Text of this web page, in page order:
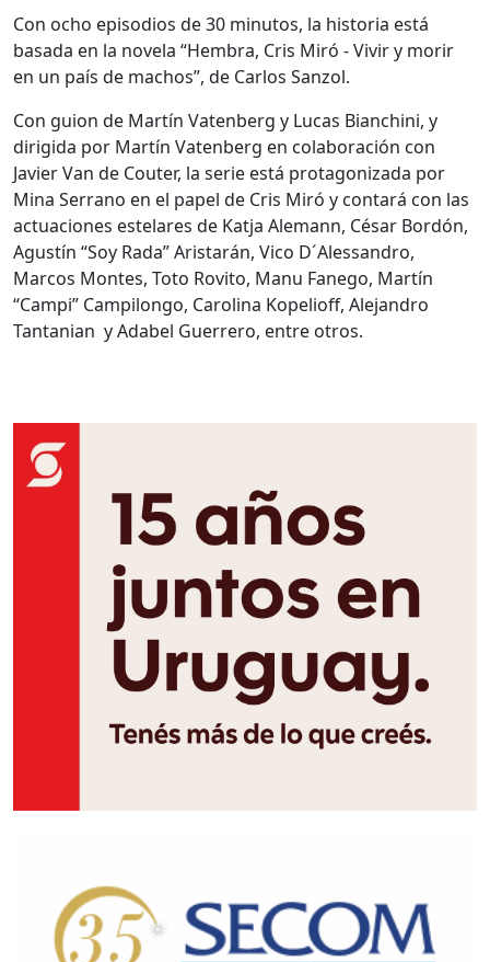
Con ocho episodios de 30 minutos, la historia está
basada en la novela “Hembra, Cris Miró - Vivir y morir
en un país de machos”, de Carlos Sanzol.
Con guion de Martín Vatenberg y Lucas Bianchini, y
dirigida por Martín Vatenberg en colaboración con
Javier Van de Couter, la serie está protagonizada por
Mina Serrano en el papel de Cris Miró y contará con las
actuaciones estelares de Katja Alemann, César Bordón,
Agustín “Soy Rada” Aristarán, Vico D´Alessandro,
Marcos Montes, Toto Rovito, Manu Fanego, Martín
“Campi” Campilongo, Carolina Kopelioff, Alejandro
Tantanian y Adabel Guerrero, entre otros.